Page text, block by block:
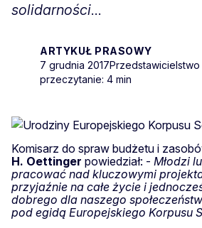
solidarności...
ARTYKUŁ PRASOWY
7 grudnia 2017
przeczytanie: 4 min
Komisarz do spraw budżetu i
H. Oettinger powiedział: - Młodzi
pracować nad kluczowymi
przyjaźnie na całe życie i
dobrego dla naszego
pod egidą Europejskiego Korpusu